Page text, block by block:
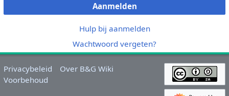
Aanmelden
Hulp bij aanmelden
Wachtwoord vergeten?
Privacybeleid
Over B&G Wiki
Voorbehoud